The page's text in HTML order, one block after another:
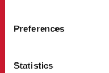
Preferences
Statistics